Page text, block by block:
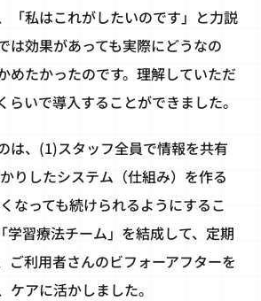
「私はこれがしたいのです」と力説
は効果があっても実際にどうなの
めたかったのです。理解していただ
らいで導入することができました。
は、(1)スタッフ全員で情報を共有
りしたシステム（仕組み）を作る
なっても続けられるようにするこ
学習療法チーム」を結成して、定期
ご利用者さんのビフォーアフターを
ケアに活かしました。